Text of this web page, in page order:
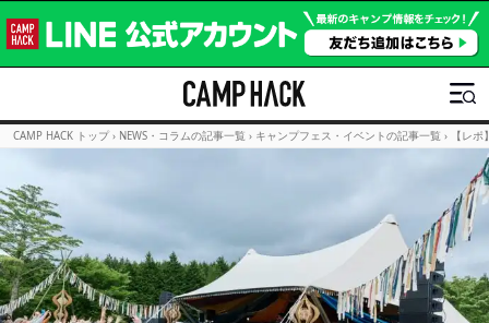
CAMP HACK トップ › NEWS・コラムの記事一覧 › キャンプフェス・イベントの記事一覧 › 【レ